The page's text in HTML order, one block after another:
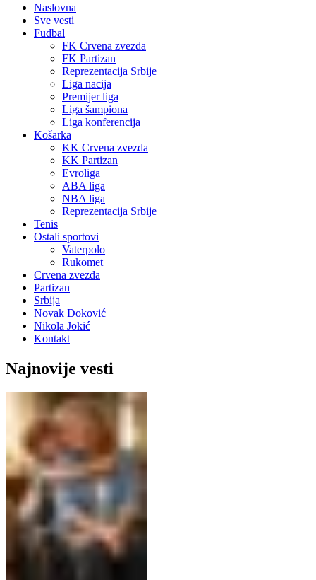
Naslovna
Sve vesti
Fudbal
FK Crvena zvezda
FK Partizan
Reprezentacija Srbije
Liga nacija
Premijer liga
Liga šampiona
Liga konferencija
Košarka
KK Crvena zvezda
KK Partizan
Evroliga
ABA liga
NBA liga
Reprezentacija Srbije
Tenis
Ostali sportovi
Vaterpolo
Rukomet
Crvena zvezda
Partizan
Srbija
Novak Đoković
Nikola Jokić
Kontakt
Najnovije vesti